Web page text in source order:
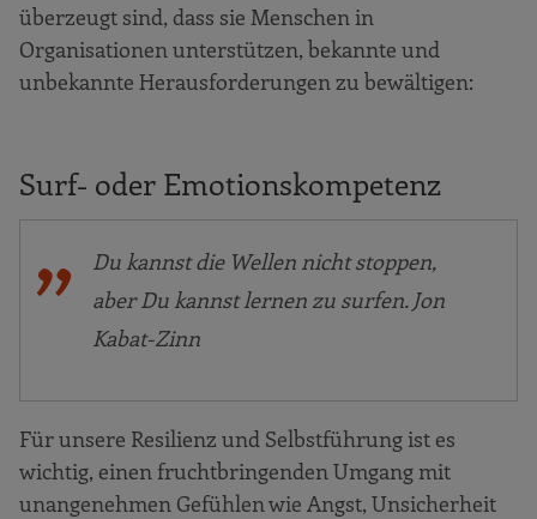
überzeugt sind, dass sie Menschen in
Organisationen unterstützen, bekannte und
unbekannte Herausforderungen zu bewältigen:
Surf- oder Emotionskompetenz
Du kannst die Wellen nicht stoppen,
aber Du kannst lernen zu surfen. Jon
Kabat-Zinn
Für unsere Resilienz und Selbstführung ist es
wichtig, einen fruchtbringenden Umgang mit
unangenehmen Gefühlen wie Angst, Unsicherheit